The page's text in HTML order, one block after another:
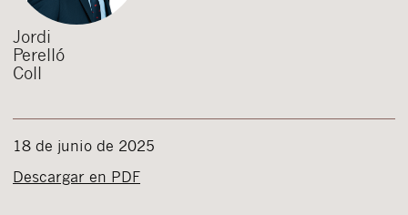
Jordi
Perelló
Coll
18 de junio de 2025
Descargar en PDF